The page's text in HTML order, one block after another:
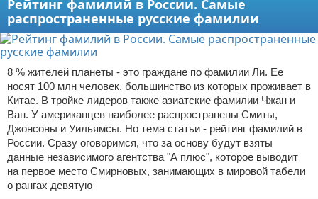
Рейтинг фамилий в России. Самые
распространенные русские фамилии
8 % жителей планеты - это граждане по фамилии Ли. Ее
носят 100 млн человек, большинство из которых проживает в
Китае. В тройке лидеров также азиатские фамилии Чжан и
Ван. У американцев наиболее распространены Смиты,
Джонсоны и Уильямсы. Но тема статьи - рейтинг фамилий в
России. Сразу оговоримся, что за основу будут взяты
данные независимого агентства "А плюс", которое выводит
на первое место Смирновых, занимающих в мировой табели
о рангах девятую